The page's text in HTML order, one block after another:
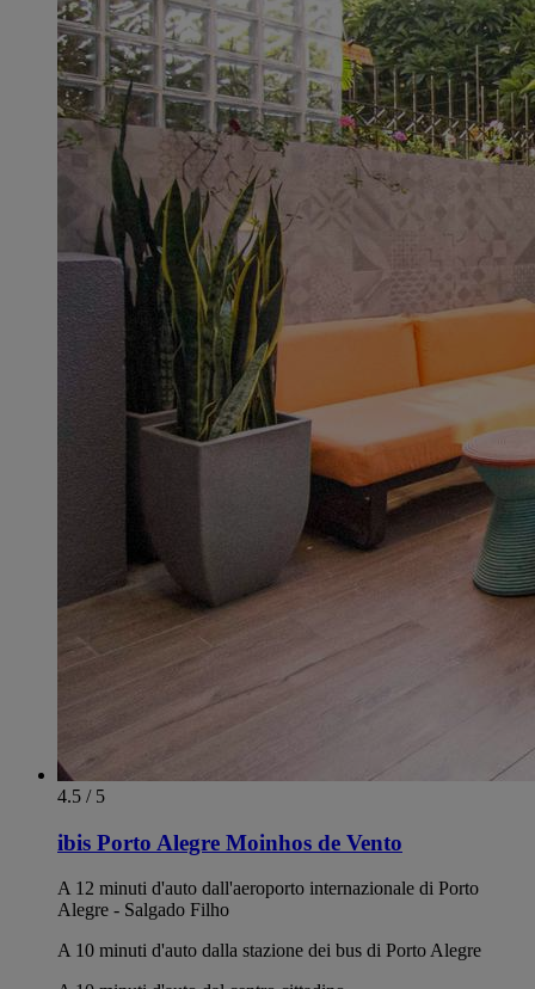
4.5 / 5
ibis Porto Alegre Moinhos de Vento
A 12 minuti d'auto dall'aeroporto internazionale di Porto
Alegre - Salgado Filho
A 10 minuti d'auto dalla stazione dei bus di Porto Alegre